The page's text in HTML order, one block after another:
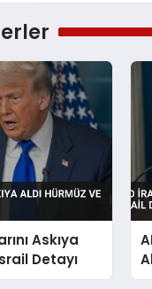
Askıya
Detayı